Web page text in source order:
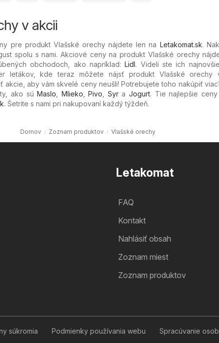
v akcii
pre produkt Vlašské orechy nájdete len na Letakomat.sk.
spolu s nami. Akciové ceny na produkt Vlašské orechy
obchodoch, ako napríklad:Lidl. Videli ste ich
letákov, kde teraz môžete nájsť produkt Vlašské orechy
akcie, aby vám skvelé ceny neušli! Potrebujete toho nakúpiť
ako súMaslo Mlieko ,Pivo SyraJogurt. Tie najlepšie
. Šetrite s nami pri nakupovaní každý týždeň.
Domov Zoznam produktov Vlašské orechy
Letakomat
FAQ
Kontakt
Nahlásiť obsah
Zoznam miest
Zoznam produktov
súkromia Podmienky používania webu Spracúvanie